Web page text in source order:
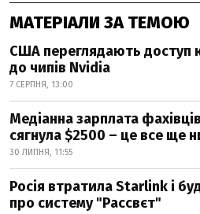
МАТЕРІАЛИ ЗА ТЕМОЮ
США переглядають доступ
до чипів Nvidia
7 СЕРПНЯ, 13:00
Медіанна зарплата
сягнула $2500 – це все ще
30 ЛИПНЯ, 11:55
Росія втратила Starlink і
про систему "Рассвєт"